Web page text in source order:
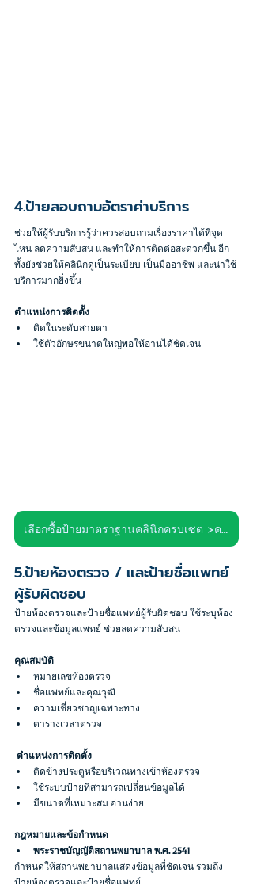
4.ป้ายสอบถามอัตราค่าบริการ
ช่วยให้ผู้รับบริการรู้ว่าควรสอบถามเรื่องราคาได้ที่จุด
ไหน ลดความสับสน และทำให้การติดต่อสะดวกขึ้น อีก
ทั้งยังช่วยให้คลินิกดูเป็นระเบียบ เป็นมืออาชีพ และน่าใช้
บริการมากยิ่งขึ้น
ตำแหน่งการติดตั้ง
ติดในระดับสายตา
ใช้ตัวอักษรขนาดใหญ่พอให้อ่านได้ชัดเจน
เลือกซื้อป้ายมาตราฐานคลินิกครบเซต >คลิก<
5.ป้ายห้องตรวจ / และป้ายชื่อแพทย์
ผู้รับผิดชอบ
ป้ายห้องตรวจและป้ายชื่อแพทย์ผู้รับผิดชอบ ใช้ระบุห้อง
ตรวจและข้อมูลแพทย์ ช่วยลดความสับสน
คุณสมบัติ
หมายเลขห้องตรวจ
ชื่อแพทย์และคุณวุฒิ
ความเชี่ยวชาญเฉพาะทาง
ตารางเวลาตรวจ
ตำแหน่งการติดตั้ง
ติดข้างประตูหรือบริเวณทางเข้าห้องตรวจ
ใช้ระบบป้ายที่สามารถเปลี่ยนข้อมูลได้
มีขนาดที่เหมาะสม อ่านง่าย
กฎหมายและข้อกำหนด
พระราชบัญญัติสถานพยาบาล พ.ศ. 2541
กำหนดให้สถานพยาบาลแสดงข้อมูลที่ชัดเจน รวมถึง